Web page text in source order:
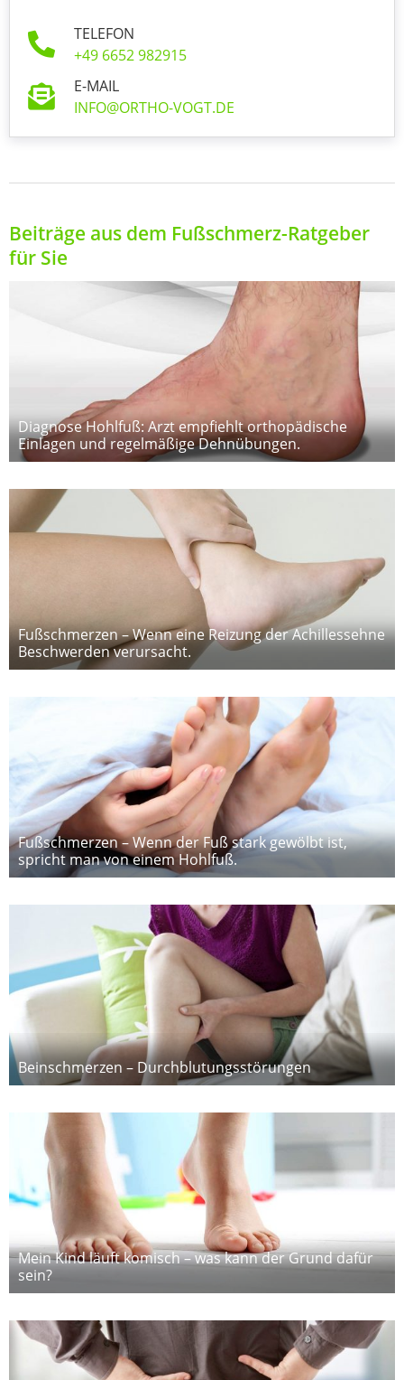
TELEFON
+49 6652 982915
E-MAIL
INFO@ORTHO-VOGT.DE
Beiträge aus dem Fußschmerz-Ratgeber
für Sie
Diagnose Hohlfuß: Arzt empfiehlt orthopädische
Einlagen und regelmäßige Dehnübungen.
Fußschmerzen – Wenn eine Reizung der Achillessehne
Beschwerden verursacht.
Fußschmerzen – Wenn der Fuß stark gewölbt ist,
spricht man von einem Hohlfuß.
Beinschmerzen – Durchblutungsstörungen
Mein Kind läuft komisch – was kann der Grund dafür
sein?